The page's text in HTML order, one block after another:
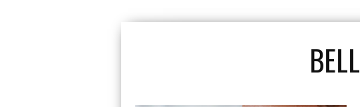
Causas Del Mal Olor
Pies Y Cómo
¿MAL OLOR EN LOS PIES? DESCUBRE LAS PRINCIPALES